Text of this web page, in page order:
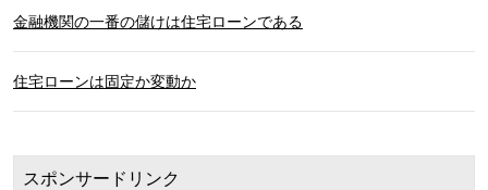
金融機関の一番の儲けは住宅ローンである
住宅ローンは固定か変動か
スポンサードリンク